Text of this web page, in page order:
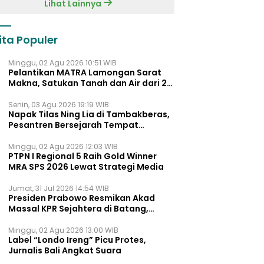
Lihat Lainnya
Populer
Minggu, 02 Agu 2026 10:51 WIB
Pelantikan MATRA Lamongan Sarat
Makna, Satukan Tanah dan Air dari 27
Senin, 03 Agu 2026 19:19 WIB
Napak Tilas Ning Lia di Tambakberas,
Pesantren Bersejarah Tempat
Minggu, 02 Agu 2026 12:03 WIB
PTPN I Regional 5 Raih Gold Winner
MRA SPS 2026 Lewat Strategi Media
Jumat, 31 Jul 2026 14:54 WIB
Presiden Prabowo Resmikan Akad
Massal KPR Sejahtera di Batang,
dan KPP di Jatim
Minggu, 02 Agu 2026 13:00 WIB
Label “Londo Ireng” Picu Protes,
Jurnalis Bali Angkat Suara